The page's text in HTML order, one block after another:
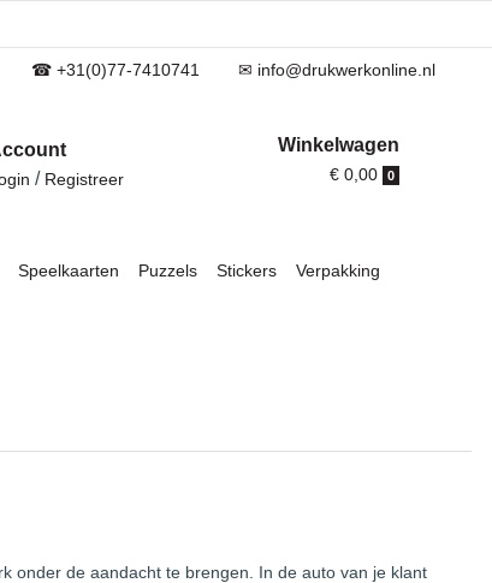
☎ +31(0)77-7410741 ✉ info@drukwerkonline.nl
/ Registreer
Winkelwagen
€ 0,00 0
Speelkaarten Puzzels Stickers Verpakking
onder de aandacht te brengen. In de auto van je klant